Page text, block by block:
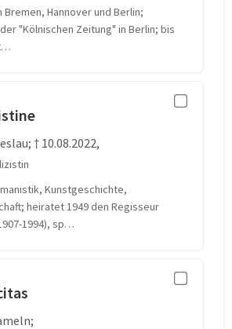
Bremen, Hannover und Berlin;
"Kölnischen Zeitung" in Berlin; bis
† 10.08.2022,
Kunstgeschichte,
heiratet 1949 den Regisseur
1994), sp…